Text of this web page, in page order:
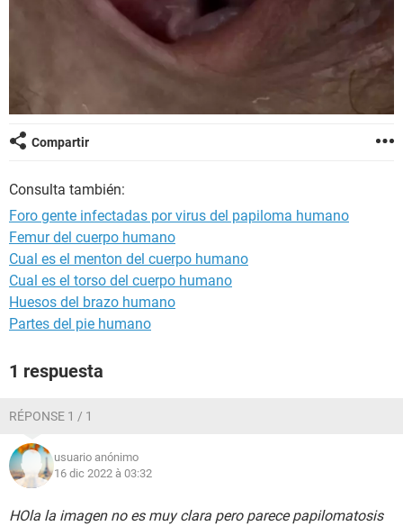
Compartir
Consulta también:
Foro gente infectadas por virus del papiloma humano
Femur del cuerpo humano
Cual es el menton del cuerpo humano
Cual es el torso del cuerpo humano
Huesos del brazo humano
Partes del pie humano
1 respuesta
RÉPONSE 1 / 1
usuario anónimo
16 dic 2022 à 03:32
HOla la imagen no es muy clara pero parece papilomatosis